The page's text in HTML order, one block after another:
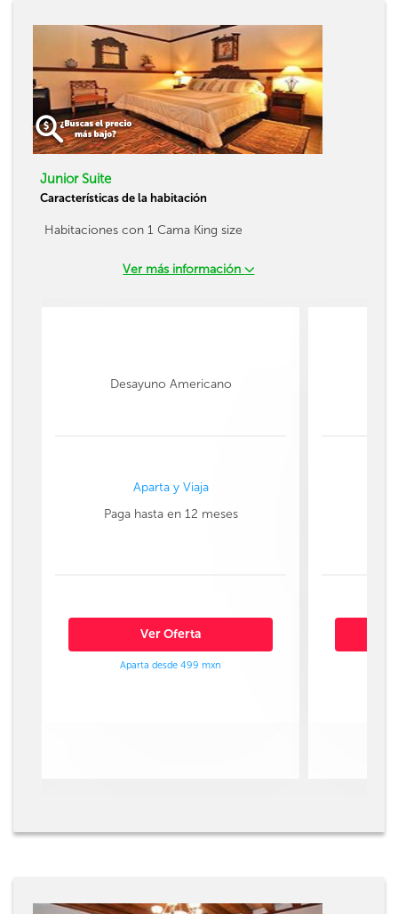
Junior Suite
Características de la habitación
Habitaciones con 1 Cama King size
Ver más información
Desayuno Americano
Aparta y Viaja
Paga hasta en 12 meses
Ver Oferta
Aparta desde 499 mxn